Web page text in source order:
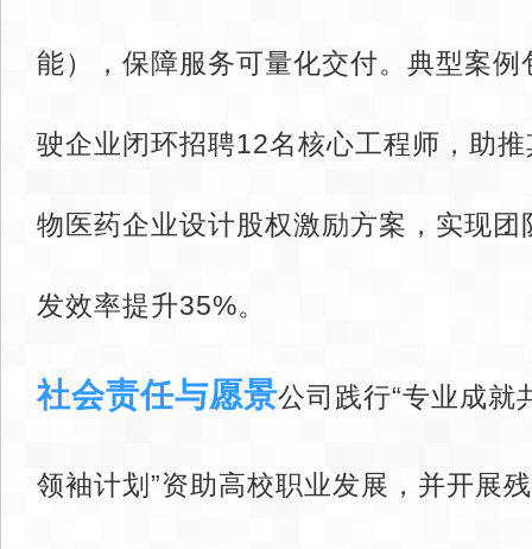
能），保障服务可量化交付。典型案
驶企业闭环招聘12名核心工程师，助
物医药企业设计股权激励方案，实现
发效率提升35%。
社会责任与愿景公司践行“专业成就
领袖计划”资助高校职业发展，并开展